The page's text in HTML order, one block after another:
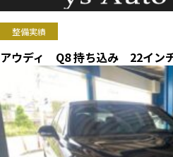
整備実績
アウディ Q8 持ち込み 22イン